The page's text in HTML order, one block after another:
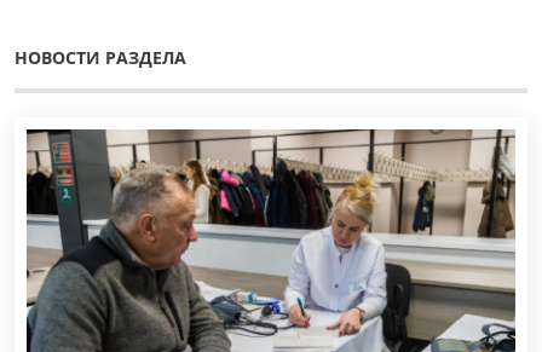
НОВОСТИ РАЗДЕЛА